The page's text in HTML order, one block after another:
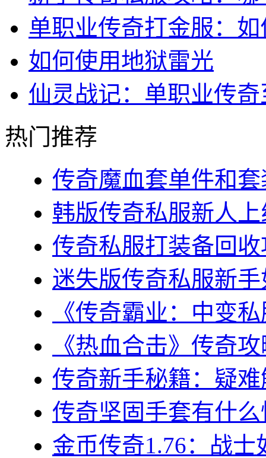
单职业传奇打金服：
如何使用地狱雷光
仙灵战记：单职业传
热门推荐
传奇魔血套单件和
韩版传奇私服新人
传奇私服打装备回
迷失版传奇私服新
《传奇霸业：中变
《热血合击》传奇
传奇新手秘籍：疑
传奇坚固手套有什么
金币传奇1.76：战